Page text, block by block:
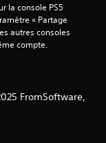
la console PS5
« Partage
autres consoles
compte.
FromSoftware,